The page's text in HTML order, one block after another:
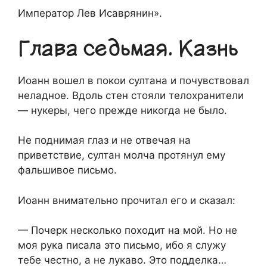
Император Лев Исаврянин».
Глава седьмая. Казнь
Иоанн вошел в покои султана и почувствовал
неладное. Вдоль стен стояли телохранители
— нукеры, чего прежде никогда не было.
Не поднимая глаз и не отвечая на
приветствие, султан молча протянул ему
фальшивое письмо.
Иоанн внимательно прочитал его и сказал:
— Почерк несколько походит на мой. Но не
моя рука писала это письмо, ибо я служу
тебе честно, а не лукаво. Это подделка…